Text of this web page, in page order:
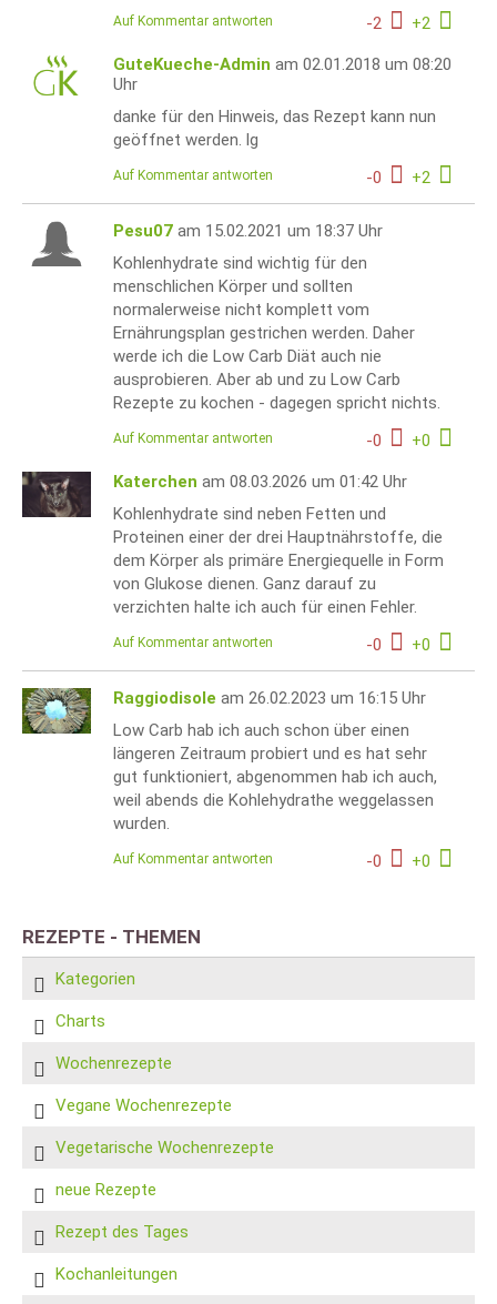
-2 +2
Auf Kommentar antworten
GuteKueche-Admin am 02.01.2018 um 08:20
Uhr
danke für den Hinweis, das Rezept kann nun
geöffnet werden. lg
-0 +2
Auf Kommentar antworten
Pesu07 am 15.02.2021 um 18:37 Uhr
Kohlenhydrate sind wichtig für den
menschlichen Körper und sollten
normalerweise nicht komplett vom
Ernährungsplan gestrichen werden. Daher
werde ich die Low Carb Diät auch nie
ausprobieren. Aber ab und zu Low Carb
Rezepte zu kochen - dagegen spricht nichts.
-0 +0
Auf Kommentar antworten
Katerchen am 08.03.2026 um 01:42 Uhr
Kohlenhydrate sind neben Fetten und
Proteinen einer der drei Hauptnährstoffe, die
dem Körper als primäre Energiequelle in Form
von Glukose dienen. Ganz darauf zu
verzichten halte ich auch für einen Fehler.
-0 +0
Auf Kommentar antworten
Raggiodisole am 26.02.2023 um 16:15 Uhr
Low Carb hab ich auch schon über einen
längeren Zeitraum probiert und es hat sehr
gut funktioniert, abgenommen hab ich auch,
weil abends die Kohlehydrathe weggelassen
wurden.
-0 +0
Auf Kommentar antworten
REZEPTE - THEMEN
Kategorien
Charts
Wochenrezepte
Vegane Wochenrezepte
Vegetarische Wochenrezepte
neue Rezepte
Rezept des Tages
Kochanleitungen